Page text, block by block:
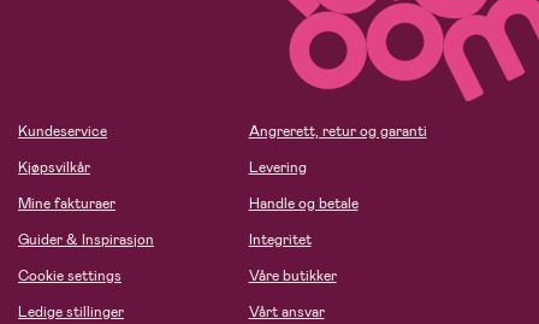
Kundeservice
Kjøpsvilkår
Mine fakturaer
Guider & Inspirasjon
Cookie settings
Ledige stillinger
Angrerett, retur og garanti
Levering
Handle og betale
Integritet
Våre butikker
Vårt ansvar